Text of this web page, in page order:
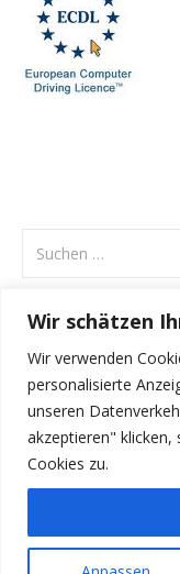
Wir schätzen
Wir verwenden
personalisierte
unseren
akzeptieren" klicken,
Cookies zu.
Archive